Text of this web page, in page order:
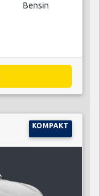
Bensin
KOMPAKT